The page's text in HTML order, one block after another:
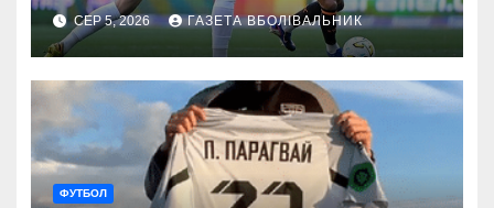
СЕР 5, 2026 ГАЗЕТА ВБОЛІВАЛЬНИК
ФУТБОЛ